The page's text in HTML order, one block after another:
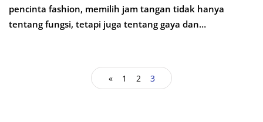
pencinta fashion, memilih jam tangan tidak hanya
tentang fungsi, tetapi juga tentang gaya dan…
« 1 2 3